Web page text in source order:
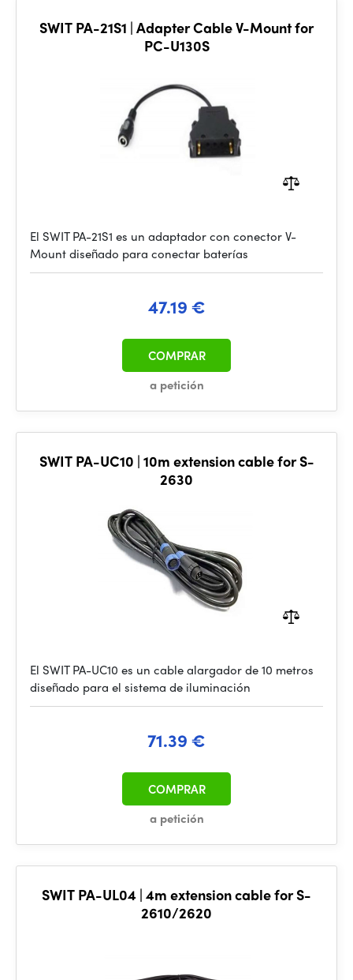
SWIT PA-21S1 | Adapter Cable V-Mount for
PC-U130S
El SWIT PA-21S1 es un adaptador con conector V-
Mount diseñado para conectar baterías
47.19 €
a petición
COMPRAR
SWIT PA-UC10 | 10m extension cable for S-
2630
El SWIT PA-UC10 es un cable alargador de 10 metros
diseñado para el sistema de iluminación
71.39 €
a petición
COMPRAR
SWIT PA-UL04 | 4m extension cable for S-
2610/2620